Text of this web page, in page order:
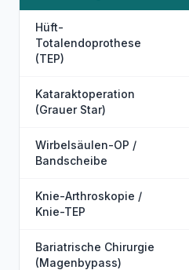
Hüft-
Totalendoprothese
(TEP)
Kataraktoperation
(Grauer Star)
Wirbelsäulen-OP /
Bandscheibe
Knie-Arthroskopie /
Knie-TEP
Bariatrische Chirurgie
(Magenbypass)